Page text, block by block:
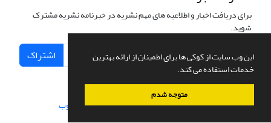
این وب سایت از کوکی ها برای اطمینان از ارائه بهترین
خدمات استفاده می کند.
متوجه شدم
برای دریافت اخبار و اطلاعیه های مهم نشریه در خبرنامه نشریه مشترک
شوید.
اشتراک
سامانه مدیریت نشریات علمی.طراحی و پیاده سازی از سیناوب